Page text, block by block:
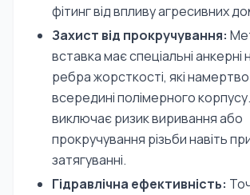
фітинг від впливу агресивних
Захист від прокручування:
вставка має спеціальні анкерні
ребра жорсткості, які намертво
всередині полімерного
виключає ризик виривання або
прокручування різьби навіть
затягуванні.
Гідравлічна ефективність: